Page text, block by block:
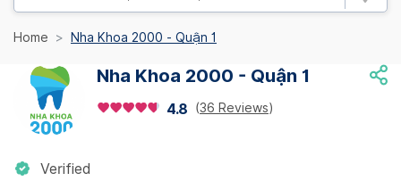
Home Nha Khoa 2000 - Quận 1
Nha Khoa 2000 - Quận 1
4.8 (36 Reviews)
Verified